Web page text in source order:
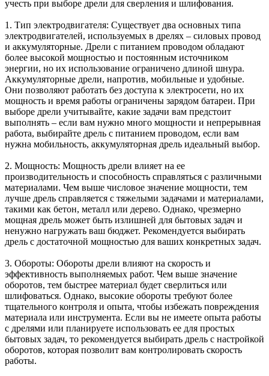
учесть при выборе дрели для сверления и шлифования.
1. Тип электродвигателя: Существует два основных типа
электродвигателей, используемых в дрелях – силовых провод
и аккумуляторные. Дрели с питанием проводом обладают
более высокой мощностью и постоянным источником
энергии, но их использование ограничено длиной шнура.
Аккумуляторные дрели, напротив, мобильные и удобные.
Они позволяют работать без доступа к электросети, но их
мощность и время работы ограничены зарядом батареи. При
выборе дрели учитывайте, какие задачи вам предстоит
выполнять – если вам нужно много мощности и непрерывная
работа, выбирайте дрель с питанием проводом, если вам
нужна мобильность, аккумуляторная дрель идеальный выбор.
2. Мощность: Мощность дрели влияет на ее
производительность и способность справляться с различными
материалами. Чем выше числовое значение мощности, тем
лучше дрель справляется с тяжелыми задачами и материалами,
такими как бетон, металл или дерево. Однако, чрезмерно
мощная дрель может быть излишней для бытовых задач и
ненужно нагружать ваш бюджет. Рекомендуется выбирать
дрель с достаточной мощностью для ваших конкретных задач.
3. Обороты: Обороты дрели влияют на скорость и
эффективность выполняемых работ. Чем выше значение
оборотов, тем быстрее материал будет сверлиться или
шлифоваться. Однако, высокие обороты требуют более
тщательного контроля и опыта, чтобы избежать повреждения
материала или инструмента. Если вы не имеете опыта работы
с дрелями или планируете использовать ее для простых
бытовых задач, то рекомендуется выбирать дрель с настройкой
оборотов, которая позволит вам контролировать скорость
работы.